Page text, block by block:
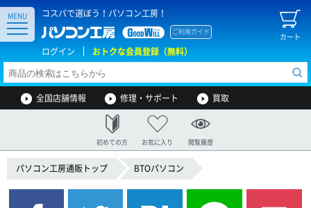
コスパで選ぼう！パソコン工房！
カート
ご利用ガイド
ログイン おトクな会員登録（無料）
MENU
全国店舗情報 修理・サポート 買取
初めての方 お気に入り 閲覧履歴
パソコン工房通販トップ BTOパソコン